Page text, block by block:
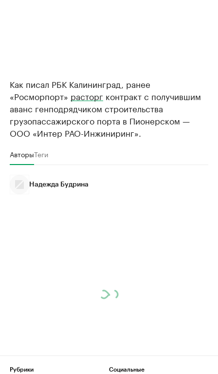
Как писал РБК Калининград, ранее
«Росморпорт» расторг контракт с получившим
аванс генподрядчиком строительства
грузопассажирского порта в Пионерском —
ООО «Интер РАО-Инжиниринг».
АвторыТеги
Надежда Будрина
Рубрики
Социальные